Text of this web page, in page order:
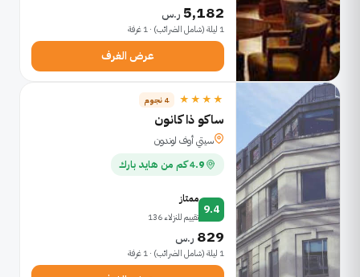
5,182 ر.س
1 ليلة (شامل الضرائب) · 1 غرفة
عرض الغرف
★★★★ 4 نجوم
ساكو ذا كانون
سيتي أوف لوندون
4.9 كم من هايد بارك
9.4
ممتاز
تقييم للنزلاء 136
829 ر.س
1 ليلة (شامل الضرائب) · 1 غرفة